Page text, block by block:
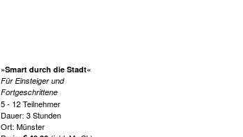
»Smart durch die Stadt«
Für Einsteiger und
Fortgeschrittene
5 - 12 Teilnehmer
Dauer: 3 Stunden
Ort: Münster